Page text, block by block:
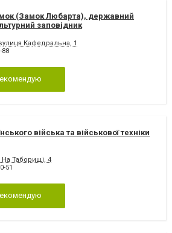
(Замок Любарта), державний
заповідник
Кафедральна, 1
88
війська та військової техніки
Таборищі, 4
51